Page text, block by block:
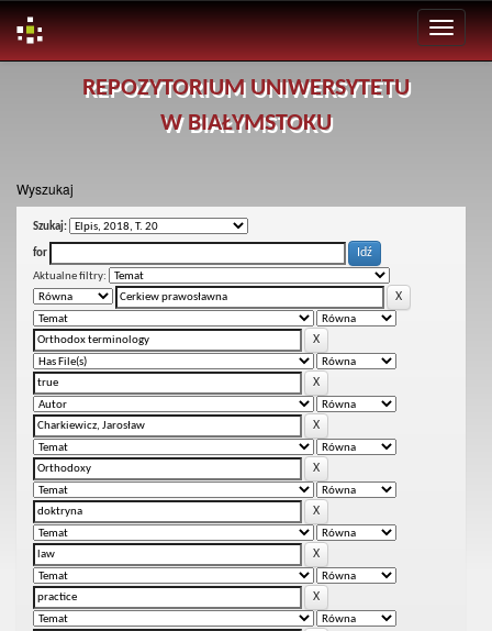
REPOZYTORIUM UNIWERSYTETU
W BIAŁYMSTOKU
Wyszukaj
Szukaj:
for
Aktualne filtry: